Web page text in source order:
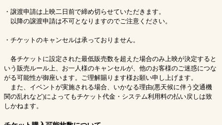
・譲渡申請は上映二日前で締め切らせていただきます。
以降の譲渡申請は不可となりますのでご注意ください。
・チケットのキャンセルは承っておりません。
各チケットに設定された最低販売数を超えた場合のみ上映が決定すると
いう販売ルール上、お一人様のキャンセルが、他のお客様のご迷惑につな
がる可能性が御座います。ご理解賜ります様お願い申し上げます。
また、イベントが実施される場合、いかなる理由(悪天候に伴う交通機
関の乱れなど)によってもチケット代金・システム利用料の払い戻しは致
しかねます。